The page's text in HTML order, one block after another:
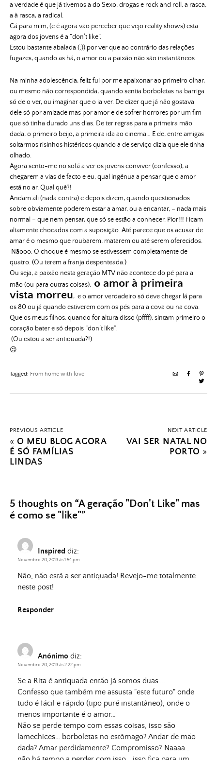
a verdade é que já tivemos a do Sexo, drogas e rock and roll, a rasca,
a à rasca, a radical.
Cá para mim, (e é agora vão perceber que vejo reality shows) esta
agora dos jovens é a “don’t like”.
Estou bastante abalada (;)) por ver que ao contrário das relações
fugazes, quando as há, o amor ou a paixão não são instantâneos.
Na minha adolescência, feliz fui por me apaixonar ao primeiro olhar,
ou mesmo não correspondida, quando sentia borboletas na barriga
só de o ver, ou imaginar que o ia ver. De dizer que já não gostava
dele só por amizade mas por amor e de sofrer horrores por um fim
que só tinha durado uns dias. De ter regras para a primeira mão
dada, o primeiro beijo, a primeira ida ao cinema… E de, entre amigas
soltarmos risinhos histéricos quando a de serviço dizia que ele tinha
olhado.
Agora sento-me no sofá a ver os jovens conviver (confesso), a
chegarem a vias de facto e eu, qual ingénua a pensar que o amor
está no ar. Qual quê?!
Andam ali (nada contra) e depois dizem, quando questionados
sobre obviamente poderem estar a amar, ou a encantar, – nada mais
normal – que nem pensar, que só se estão a conhecer. Pior!!! Ficam
altamente chocados com a suposição. Até parece que os acusar de
amar é o mesmo que roubarem, matarem ou até serem oferecidos.
Nãooo. O choque é mesmo se estivessem completamente de
quatro. (Ou terem a franja despenteada.)
Ou seja, a paixão nesta geração MTV não acontece do pé para a
mão (ou para outras coisas), o amor à primeira
vista morreu, e o amor verdadeiro só deve chegar lá para
os 80 ou já quando estiverem com os pés para a cova ou na cova.
Que os meus filhos, quando for altura disso (pffff), sintam primeiro o
coração bater e só depois “don’t like”.
(Ou estou a ser antiquada?!)
😉
Tagged: From home with love
PREVIOUS ARTICLE
« O MEU BLOG AGORA
É SÓ FAMÍLIAS
LINDAS
NEXT ARTICLE
VAI SER NATAL NO
PORTO »
5 thoughts on “A geração "Don't Like" mas
é como se "like"”
Inspired diz:
Novembro 20, 2013 às 1:54 pm
Não, não está a ser antiquada! Revejo-me totalmente
neste post!
Responder
Anónimo diz:
Novembro 20, 2013 às 2:22 pm
Se a Rita é antiquada então já somos duas….
Confesso que também me assusta "este futuro" onde
tudo é fácil e rápido (tipo puré instantâneo), onde o
menos importante é o amor…
Não se perde tempo com essas coisas, isso são
lamechices… borboletas no estômago? Andar de mão
dada? Amar perdidamente? Compromisso? Naaaa…